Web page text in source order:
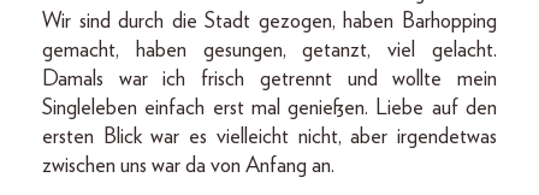
Wir sind durch die Stadt gezogen, haben Barhopping
gemacht, haben gesungen, getanzt, viel gelacht.
Damals war ich frisch getrennt und wollte mein
Singleleben einfach erst mal genießen. Liebe auf den
ersten Blick war es vielleicht nicht, aber irgendetwas
zwischen uns war da von Anfang an.